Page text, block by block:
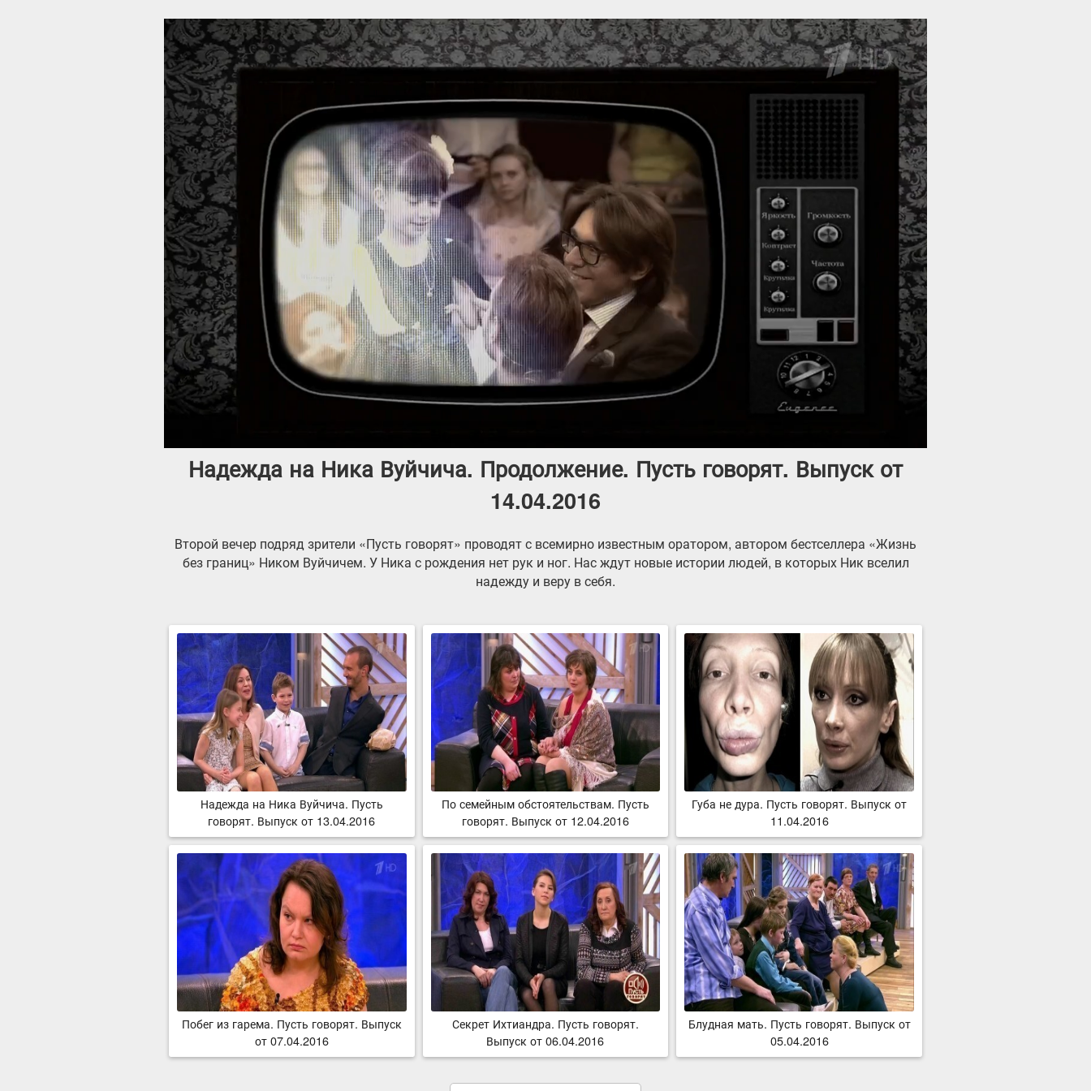
Надежда на Ника Вуйчича. Продолжение. Пусть говорят. Выпуск от
14.04.2016
Второй вечер подряд зрители «Пусть говорят» проводят с всемирно известным оратором, автором бестселлера «Жизнь
без границ» Ником Вуйчичем. У Ника с рождения нет рук и ног. Нас ждут новые истории людей, в которых Ник вселил
надежду и веру в себя.
Надежда на Ника Вуйчича. Пусть
говорят. Выпуск от 13.04.2016
По семейным обстоятельствам. Пусть
говорят. Выпуск от 12.04.2016
Губа не дура. Пусть говорят. Выпуск от
11.04.2016
Побег из гарема. Пусть говорят. Выпуск
от 07.04.2016
Секрет Ихтиандра. Пусть говорят.
Выпуск от 06.04.2016
Блудная мать. Пусть говорят. Выпуск от
05.04.2016